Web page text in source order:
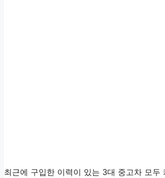
최근에 구입한 이력이 있는 3대 중고차 모